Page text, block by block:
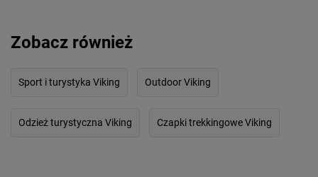
Zobacz również
Sport i turystyka Viking Outdoor Viking
Odzież turystyczna Viking Czapki trekkingowe Viking